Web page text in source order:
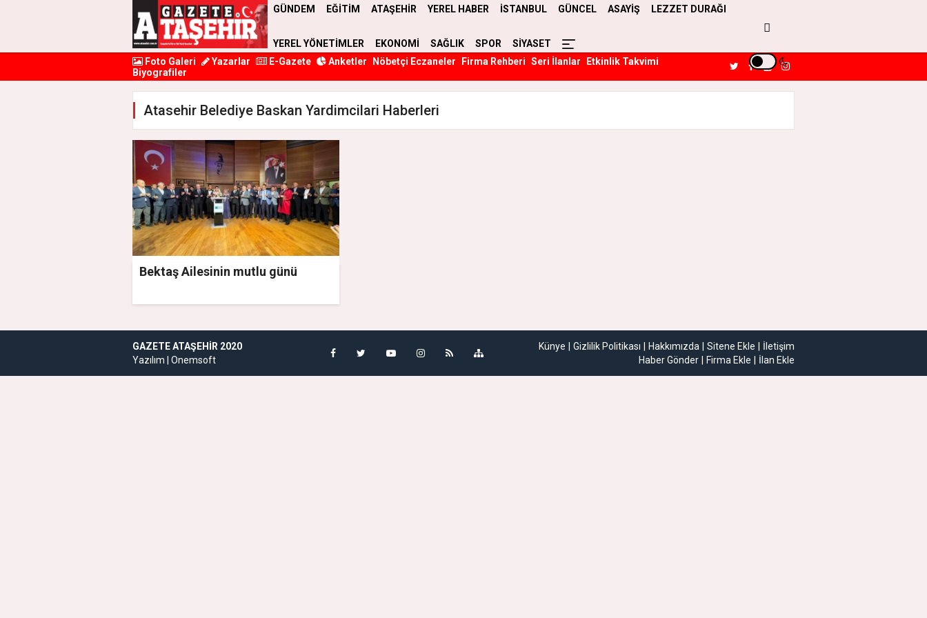
GÜNDEM EĞİTİM ATAŞEHİR YEREL HABER İSTANBUL GÜNCEL ASAYİŞ LEZZET DURAĞI
YEREL YÖNETİMLER EKONOMİ SAĞLIK SPOR
SİYASET
Foto Galeri
Yazarlar E-Gazete Anketler Nöbetçi Eczaneler Firma Rehberi Seri İlanlar
Etkinlik Takvimi
Biyografiler
Atasehir Belediye Baskan Yardimcilari Haberleri
Bektaş Ailesinin mutlu günü
GAZETE ATAŞEHIR 2020
Yazılım | Onemsoft
Künye Gizlilik Politikası Hakkımızda Sitene Ekle
İletişim
Haber Gönder
Firma Ekle İlan Ekle